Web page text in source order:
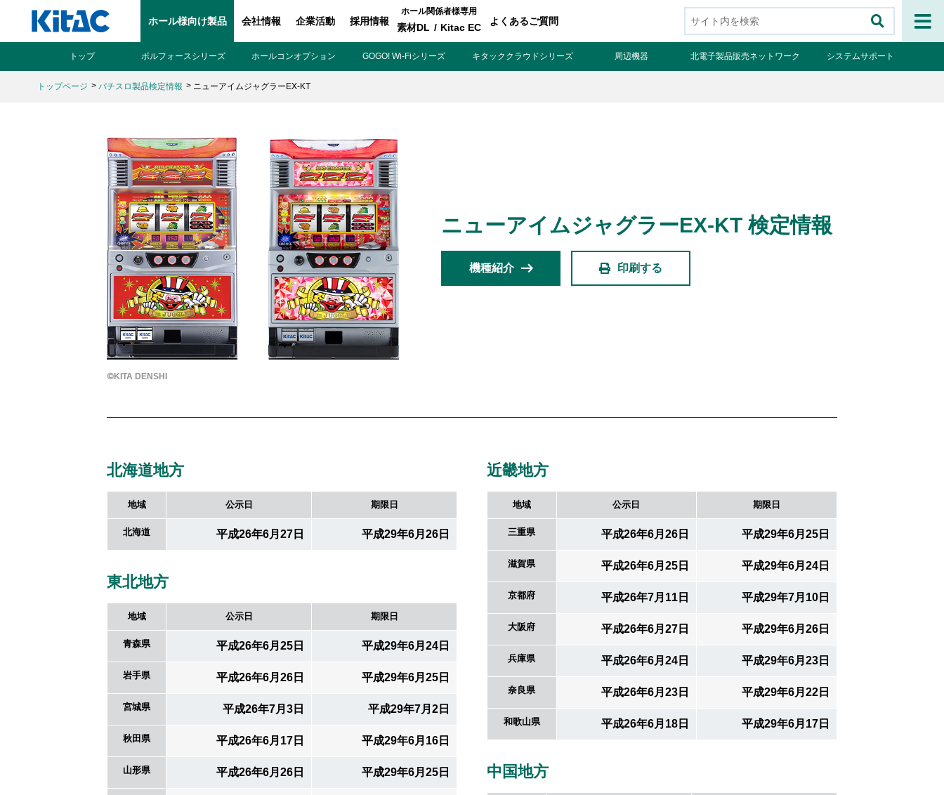
ホール様向け製品 会社情報 企業活動 採用情報
ホール関係者様専用
素材DL / Kitac EC
よくあるご質問
ホールコンオプション
GOGO! Wi-Fiシリーズ
パチスロ製品一覧
アプリ・ゲーム
Kitac iD
スペシャルコンテンツ
会社情報
株式会社北電子ホールディングス
株式会社北電子
企業活動
設定
お楽しみ機能
トップ ボルフォースシリーズ ホールコンオプション GOGO! Wi-Fiシリーズ キタッククラウドシリーズ 周辺機器 北電子製品販売ネットワーク システムサポート
トップページ パチスロ製品検定情報 ニューアイムジャグラーEX-KT
ニューアイムジャグラーEX-KT 検定情報
機種紹介 印刷する
©KITA DENSHI
北海道地方
地域 公示日 期限日
北海道 平成26年6月27日 平成29年6月26日
東北地方
地域 公示日 期限日
青森県 平成26年6月25日 平成29年6月24日
岩手県 平成26年6月26日 平成29年6月25日
宮城県 平成26年7月3日 平成29年7月2日
秋田県 平成26年6月17日 平成29年6月16日
山形県 平成26年6月26日 平成29年6月25日
近畿地方
地域 公示日 期限日
三重県 平成26年6月26日 平成29年6月25日
滋賀県 平成26年6月25日 平成29年6月24日
京都府 平成26年7月11日 平成29年7月10日
大阪府 平成26年6月27日 平成29年6月26日
兵庫県 平成26年6月24日 平成29年6月23日
奈良県 平成26年6月23日 平成29年6月22日
和歌山県 平成26年6月18日 平成29年6月17日
中国地方